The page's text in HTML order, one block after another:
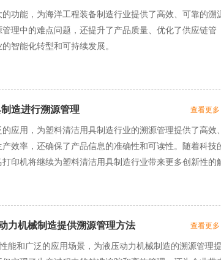
功能，为海洋工程装备制造行业提供了高效、可靠的溯
理中的难点问题，还提升了产品质量、优化了供应链管
智能化转型和可持续发展。
查看更多
造进行溯源管理
应用，为塑料清洁用具制造行业的溯源管理提供了高效、
效率，还确保了产品信息的准确性和可读性。随着科技
印机将继续为塑料清洁用具制造行业带来更多创新性的
查看更多
力机械制造提供溯源管理方法
能和广泛的应用场景，为液压动力机械制造的溯源管理提